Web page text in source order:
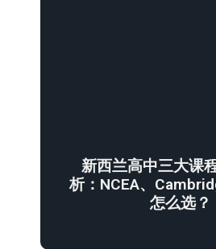
新西兰高中三大课
析：NCEA、
怎么选？